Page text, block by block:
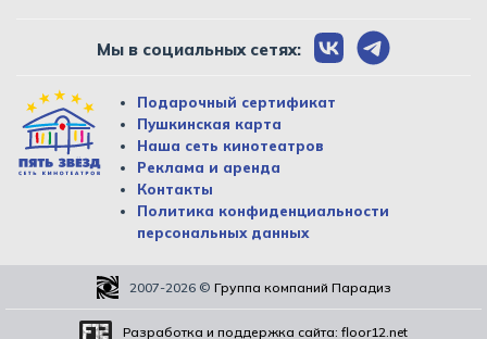
Мы в социальных сетях:
Подарочный сертификат
Пушкинская карта
Наша сеть кинотеатров
Реклама и аренда
Контакты
Политика конфиденциальности
персональных данных
2007-2026 © Группа компаний Парадиз
Разработка и поддержка сайта: floor12.net